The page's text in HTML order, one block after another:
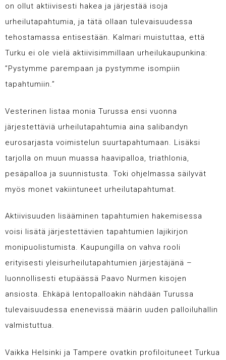
on ollut aktiivisesti hakea ja järjestää isoja
urheilutapahtumia, ja tätä ollaan tulevaisuudessa
tehostamassa entisestään. Kalmari muistuttaa, että
Turku ei ole vielä aktiivisimmillaan urheilukaupunkina:
”Pystymme parempaan ja pystymme isompiin
tapahtumiin.”
Vesterinen listaa monia Turussa ensi vuonna
järjestettäviä urheilutapahtumia aina salibandyn
eurosarjasta voimistelun suurtapahtumaan. Lisäksi
tarjolla on muun muassa haavipalloa, triathlonia,
pesäpalloa ja suunnistusta. Toki ohjelmassa säilyvät
myös monet vakiintuneet urheilutapahtumat.
Aktiivisuuden lisääminen tapahtumien hakemisessa
voisi lisätä järjestettävien tapahtumien lajikirjon
monipuolistumista. Kaupungilla on vahva rooli
erityisesti yleisurheilutapahtumien järjestäjänä –
luonnollisesti etupäässä Paavo Nurmen kisojen
ansiosta. Ehkäpä lentopalloakin nähdään Turussa
tulevaisuudessa enenevissä määrin uuden palloiluhallin
valmistuttua.
Vaikka Helsinki ja Tampere ovatkin profiloituneet Turkua